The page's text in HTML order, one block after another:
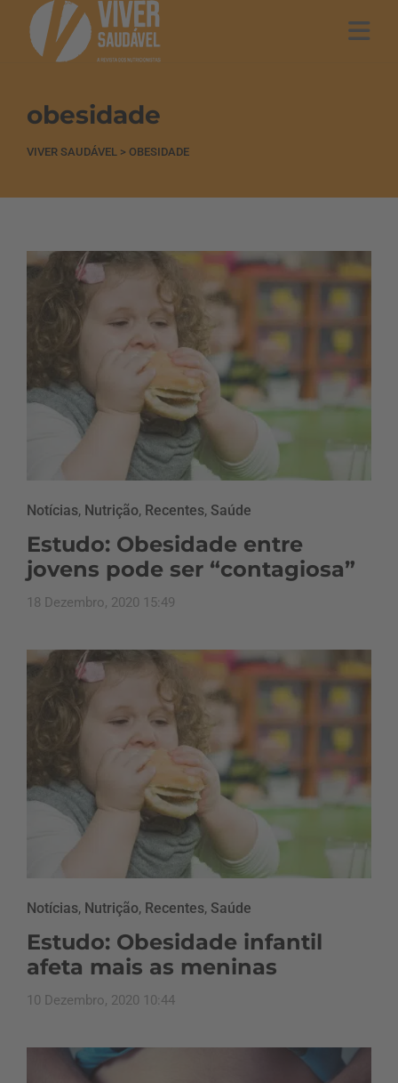
obesidade
VIVER SAUDÁVEL > OBESIDADE
Notícias, Nutrição, Recentes, Saúde
Estudo: Obesidade entre
jovens pode ser “contagiosa”
18 Dezembro, 2020 15:49
Notícias, Nutrição, Recentes, Saúde
Estudo: Obesidade infantil
afeta mais as meninas
10 Dezembro, 2020 10:44